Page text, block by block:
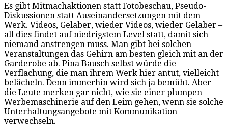
Es gibt Mitmachaktionen statt Fotobeschau, Pseudo-
Diskussionen statt Auseinandersetzungen mit dem
Werk. Videos, Gelaber, wieder Videos, wieder Gelaber –
all dies findet auf niedrigstem Level statt, damit sich
niemand anstrengen muss. Man gibt bei solchen
Veranstaltungen das Gehirn am besten gleich mit an der
Garderobe ab. Pina Bausch selbst würde die
Verflachung, die man ihrem Werk hier antut, vielleicht
belächeln. Denn immerhin wird sich ja bemüht. Aber
die Leute merken gar nicht, wie sie einer plumpen
Werbemaschinerie auf den Leim gehen, wenn sie solche
Unterhaltungsangebote mit Kommunikation
verwechseln.